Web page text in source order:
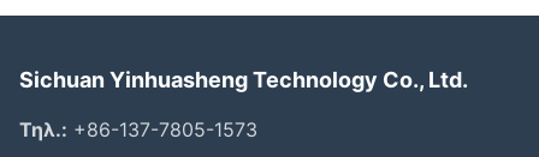
Sichuan Yinhuasheng Technology Co., Ltd.
Τηλ.: +86-137-7805-1573